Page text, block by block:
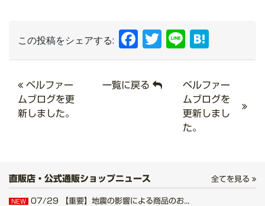
この投稿をシェアする: Facebook
Twitter
Line
ベルファー
ムブログを更
新しました。
一覧に戻る
ベルファー
ムブログを
更新しまし
た。
直販店・公式通販ショップニュース 全てを見る
NEW 07/29 【重要】地震の影響による商品のお...